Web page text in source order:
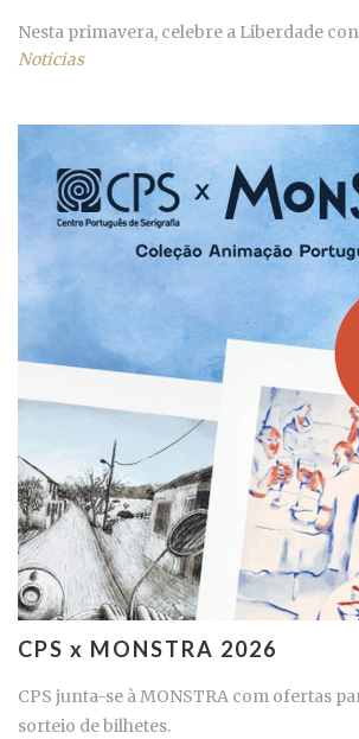
Nesta primavera, celebre a Liberdade
Noticias
CPS x MONSTRA 2026
CPS junta-se à MONSTRA com ofertas
sorteio de bilhetes.